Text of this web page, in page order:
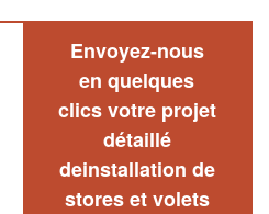
Envoyez-nous
en quelques
clics votre projet
détaillé
deinstallation de
stores et volets